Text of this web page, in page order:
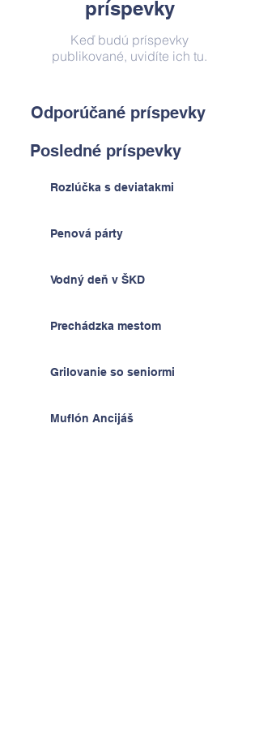
príspevky
Keď budú príspevky
publikované, uvidíte ich tu.
Odporúčané príspevky
Posledné príspevky
Rozlúčka s deviatakmi
Penová párty
Vodný deň v ŠKD
Prechádzka mestom
Grilovanie so seniormi
Muflón Ancijáš